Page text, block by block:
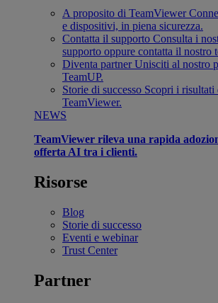
A proposito di TeamViewer
e dispositivi, in piena sicurezza.
Contatta il supporto Consulta i
supporto oppure contatta il nostro
Diventa partner Unisciti al nostro
TeamUP.
Storie di successo Scopri i risultati
TeamViewer.
NEWS
TeamViewer rileva una rapida
offerta AI tra i clienti.
Risorse
Blog
Storie di successo
Eventi e webinar
Trust Center
Partner